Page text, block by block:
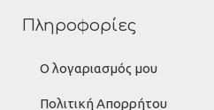
Πληροφορίες
Ο λογαριασμός μου
Πολιτική Απορρήτου